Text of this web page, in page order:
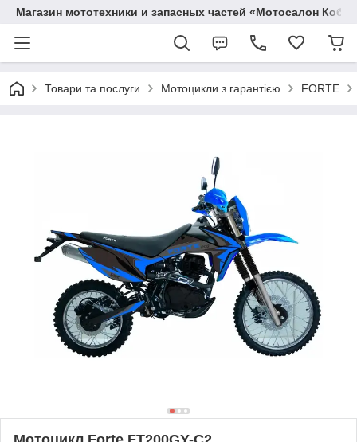
Магазин мототехники и запасных частей «Мотосалон
Товари та послуги Мотоцикли з гарантією FORTE